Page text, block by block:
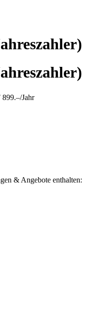
Jahr
& Angebote enthalten: